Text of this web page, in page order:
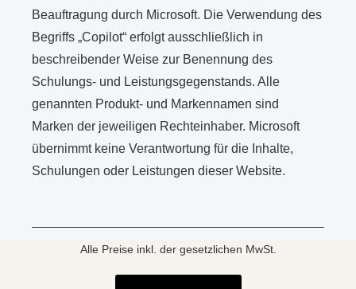
Beauftragung durch Microsoft. Die Verwendung des
Begriffs „Copilot“ erfolgt ausschließlich in
beschreibender Weise zur Benennung des
Schulungs- und Leistungsgegenstands. Alle
genannten Produkt- und Markennamen sind
Marken der jeweiligen Rechteinhaber. Microsoft
übernimmt keine Verantwortung für die Inhalte,
Schulungen oder Leistungen dieser Website.
Alle Preise inkl. der gesetzlichen MwSt.